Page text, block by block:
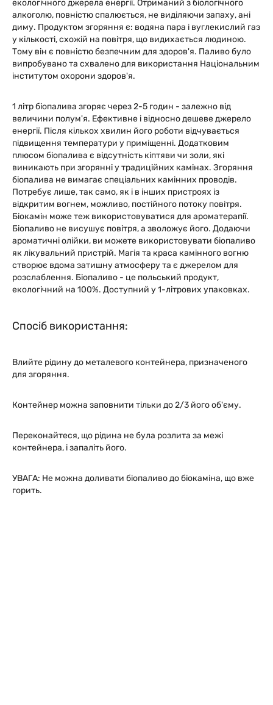
екологічного джерела енергії. Отриманий з біологічного
алкоголю, повністю спалюється, не виділяючи запаху, ані
диму. Продуктом згоряння є: водяна пара і вуглекислий газ
у кількості, схожій на повітря, що видихається людиною.
Тому він є повністю безпечним для здоров'я. Паливо було
випробувано та схвалено для використання Національним
інститутом охорони здоров'я.
1 літр біопалива згоряє через 2-5 годин - залежно від
величини полум'я. Ефективне і відносно дешеве джерело
енергії. Після кількох хвилин його роботи відчувається
підвищення температури у приміщенні. Додатковим
плюсом біопалива є відсутність кіптяви чи золи, які
виникають при згорянні у традиційних камінах. Згоряння
біопалива не вимагає спеціальних камінних проводів.
Потребує лише, так само, як і в інших пристроях із
відкритим вогнем, можливо, постійного потоку повітря.
Біокамін може теж використовуватися для ароматерапії.
Біопаливо не висушує повітря, а зволожує його. Додаючи
ароматичні олійки, ви можете використовувати біопаливо
як лікувальний пристрій. Магія та краса камінного вогню
створює вдома затишну атмосферу та є джерелом для
розслаблення. Біопаливо - це польський продукт,
екологічний на 100%. Доступний у 1-літрових упаковках.
Спосіб використання:
Влийте рідину до металевого контейнера, призначеного
для згоряння.
Контейнер можна заповнити тільки до 2/3 його об'єму.
Переконайтеся, що рідина не була розлита за межі
контейнера, і запаліть його.
УВАГА: Не можна доливати біопаливо до біокаміна, що вже
горить.